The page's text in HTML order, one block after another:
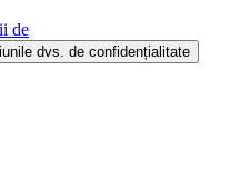
de
dvs. de confidențialitate